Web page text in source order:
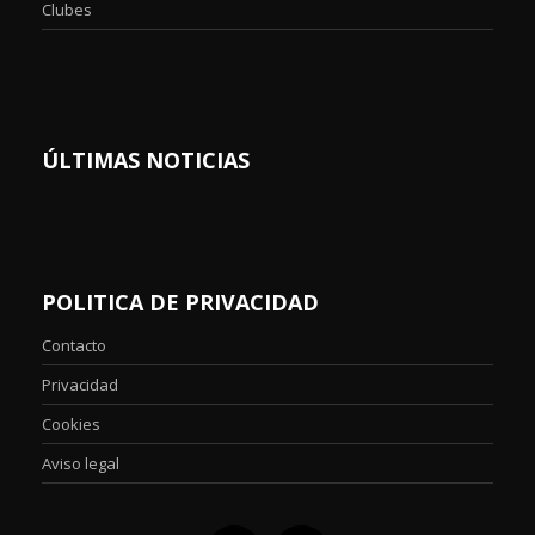
Clubes
ÚLTIMAS NOTICIAS
POLITICA DE PRIVACIDAD
Contacto
Privacidad
Cookies
Aviso legal